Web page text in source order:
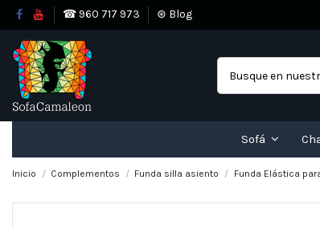
☎ 960 717 973 ⊛ Blog
Sofá
Inicio Complementos Funda silla asiento Funda Elástica